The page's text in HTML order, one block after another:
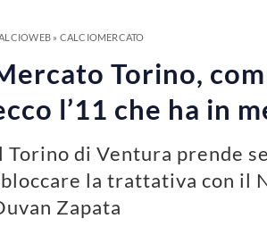
» CALCIOMERCATO
Torino,
l’11 che ha in
Torino di Ventura prende
la trattativa con il
Zapata